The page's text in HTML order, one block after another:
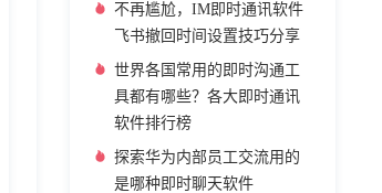
不再尴尬，IM即时通讯软件
飞书撤回时间设置技巧分享
世界各国常用的即时沟通工
具都有哪些？各大即时通讯
软件排行榜
探索华为内部员工交流用的
是哪种即时聊天软件